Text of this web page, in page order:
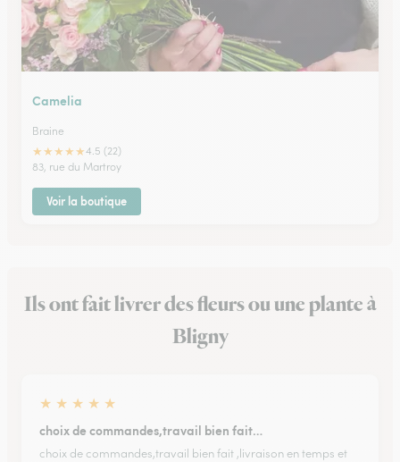
Camelia
Braine
★★★★★4.5 (22)
83, rue du Martroy
Voir la boutique
Ils ont fait livrer des fleurs ou une plante à
Bligny
★ ★ ★ ★ ★
choix de commandes,travail bien fait…
choix de commandes,travail bien fait ,livraison en temps et